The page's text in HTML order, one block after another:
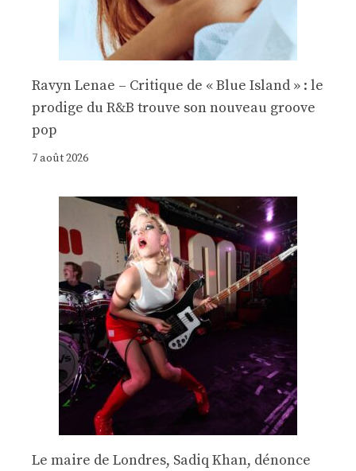
Ravyn Lenae – Critique de « Blue Island » : le
prodige du R&B trouve son nouveau groove
pop
7 août 2026
Le maire de Londres, Sadiq Khan, dénonce